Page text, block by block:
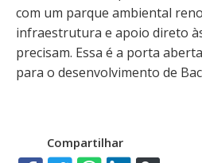
com um parque ambiental
infraestrutura e apoio direto
precisam. Essa é a porta
para o desenvolvimento de
Compartilhar